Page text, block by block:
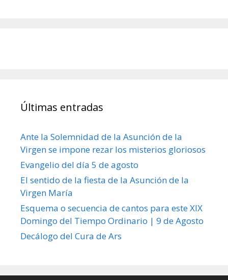
Últimas entradas
Ante la Solemnidad de la Asunción de la
Virgen se impone rezar los misterios gloriosos
Evangelio del día 5 de agosto
El sentido de la fiesta de la Asunción de la
Virgen María
Esquema o secuencia de cantos para este XIX
Domingo del Tiempo Ordinario | 9 de Agosto
Decálogo del Cura de Ars